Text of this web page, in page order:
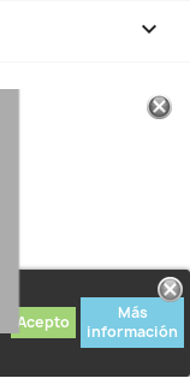
Acepto
Más
información
keyboard_arrow_down